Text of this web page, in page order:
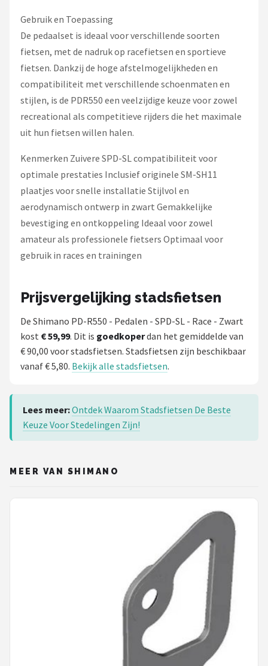
Gebruik en Toepassing
De pedaalset is ideaal voor verschillende soorten
fietsen, met de nadruk op racefietsen en sportieve
fietsen. Dankzij de hoge afstelmogelijkheden en
compatibiliteit met verschillende schoenmaten en
stijlen, is de PDR550 een veelzijdige keuze voor zowel
recreational als competitieve rijders die het maximale
uit hun fietsen willen halen.
Kenmerken Zuivere SPD-SL compatibiliteit voor
optimale prestaties Inclusief originele SM-SH11
plaatjes voor snelle installatie Stijlvol en
aerodynamisch ontwerp in zwart Gemakkelijke
bevestiging en ontkoppeling Ideaal voor zowel
amateur als professionele fietsers Optimaal voor
gebruik in races en trainingen
Prijsvergelijking stadsfietsen
De Shimano PD-R550 - Pedalen - SPD-SL - Race - Zwart
kost € 59,99. Dit is goedkoperdan het gemiddelde van
€ 90,00 voor stadsfietsen. Stadsfietsen zijn beschikbaar
vanaf € 5,80. Bekijk alle stadsfietsen.
Lees meer:Ontdek Waarom Stadsfietsen De Beste
Keuze Voor Stedelingen Zijn!
MEER VAN SHIMANO